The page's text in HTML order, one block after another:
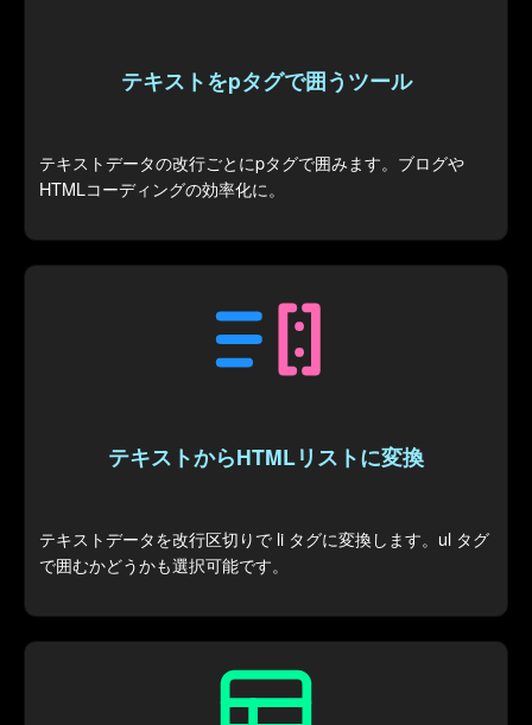
テキストをpタグで囲うツール
テキストデータの改行ごとにpタグで囲みます。ブログや
HTMLコーディングの効率化に。
テキストからHTMLリストに変換
テキストデータを改行区切りで li タグに変換します。ul タグ
で囲むかどうかも選択可能です。